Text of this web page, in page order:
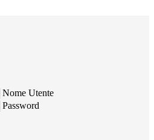
Nome Utente
Password